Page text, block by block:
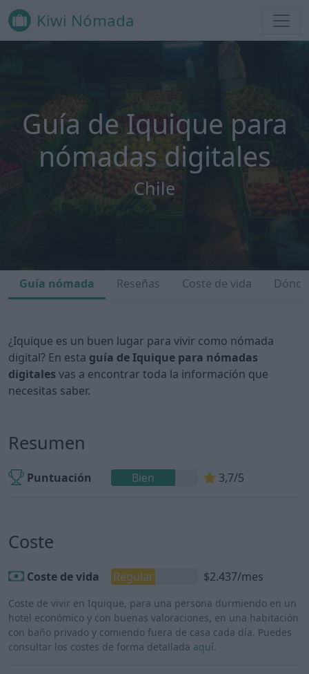
Kiwi Nómada
Guía de Iquique para
nómadas digitales
Chile
Guía nómada Reseñas Coste de vida
¿Iquique es un buen lugar para vivir como nómada
digital? En esta guía de Iquique para nómadas
digitales vas a encontrar toda la información que
necesitas saber.
Resumen
Puntuación Bien 3,7/5
Coste
Coste de vida Regular $2.437/mes
Coste de vivir en Iquique, para una persona durmiendo en un
hotel económico y con buenas valoraciones, en una habitación
con baño privado y comiendo fuera de casa cada día. Puedes
consultar los costes de forma detallada aquí.